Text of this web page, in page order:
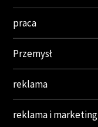
praca
Przemysł
reklama
reklama i marketing